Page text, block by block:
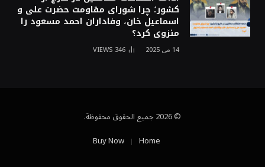
کشور؛ چرا شورای مقاومت حضرت علی و
اسماعیل خان، وفاداران احمد مسعود را
منزوی کرد؟
14 می 2025 346
VIEWS
© 2026 جميع الحقوق محفوظة.
Home
Buy Now